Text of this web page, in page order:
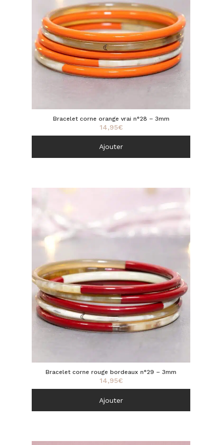
Bracelet corne orange vrai n°28 – 3mm
14,95€
Ajouter
Bracelet corne rouge bordeaux n°29 – 3mm
14,95€
Ajouter